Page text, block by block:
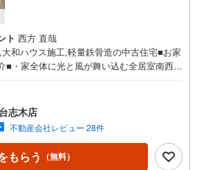
ト 西方 直哉
和ハウス施工,軽量鉄骨造の中古住宅■お家
■・家全体に光と風が舞い込む全居室南西向
間。・プライベート空間もゆったり過ごせ
上の広さ。・2階にはIHヒーターコンロ付の
・雨の日も気にせず洗濯物を乾かすことが
機。・庭先にはサイクルポートが設けられ
辺環境のご紹介■・新座市立八石小学校まで
地。・毎日の買物に便利な徒歩約5分のいな
志木店
不動産会社レビュー 28件
もらう （無料）